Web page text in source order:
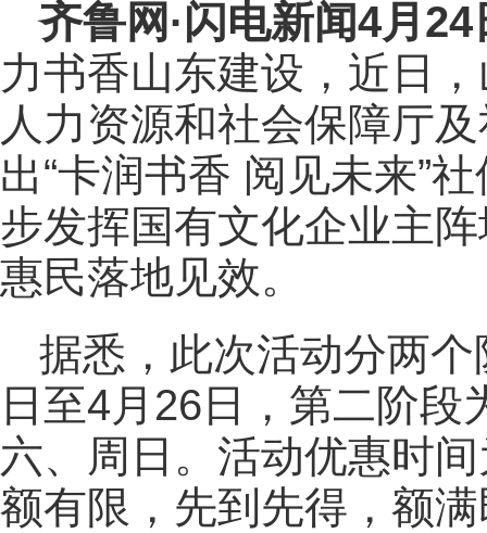
齐鲁网 ·闪电新闻4月24
力书香山东建设，近日
人力资源和社会保障厅
出“卡润书香 阅见未来”
步发挥国有文化企业主
惠民落地见效。
据悉，此次活动分两
日至4月26日，第二阶
六、周日。活动优惠时
额有限，先到先得，额